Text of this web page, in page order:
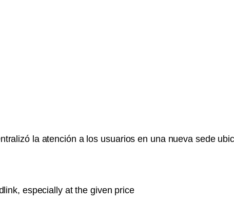
la atención a los usuarios en una nueva sede
especially at the given price